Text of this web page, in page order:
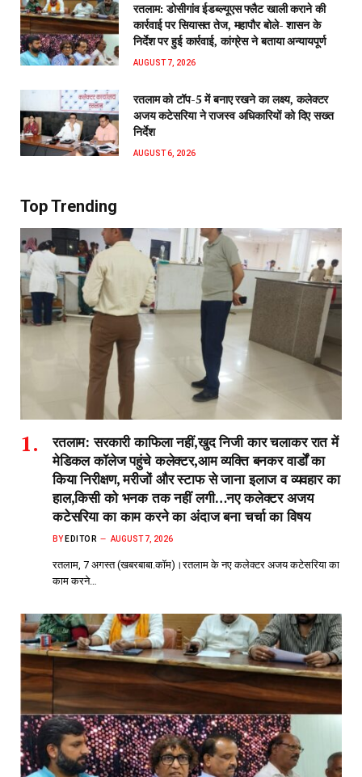
रतलाम: डोसीगांव ईडब्ल्यूएस फ्लैट खाली कराने की
कार्रवाई पर सियासत तेज, महापौर बोले- शासन के
निर्देश पर हुई कार्रवाई, कांग्रेस ने बताया अन्यायपूर्ण
AUGUST 7, 2026
रतलाम को टॉप-5 में बनाए रखने का लक्ष्य, कलेक्टर
अजय कटेसरिया ने राजस्व अधिकारियों को दिए सख्त
निर्देश
AUGUST 6, 2026
Top Trending
रतलाम: सरकारी काफिला नहीं,खुद निजी कार चलाकर रात में
मेडिकल कॉलेज पहुंचे कलेक्टर,आम व्यक्ति बनकर वार्डों का
किया निरीक्षण, मरीजों और स्टाफ से जाना इलाज व व्यवहार का
हाल,किसी को भनक तक नहीं लगी…नए कलेक्टर अजय
कटेसरिया का काम करने का अंदाज बना चर्चा का विषय
BY EDITOR AUGUST 7, 2026
रतलाम, 7 अगस्त (खबरबाबा.कॉम)।रतलाम के नए कलेक्टर अजय कटेसरिया का
काम करने…